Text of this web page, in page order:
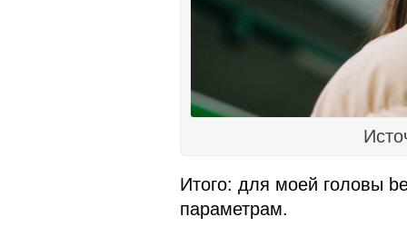
Итого: для моей головы
параметрам.